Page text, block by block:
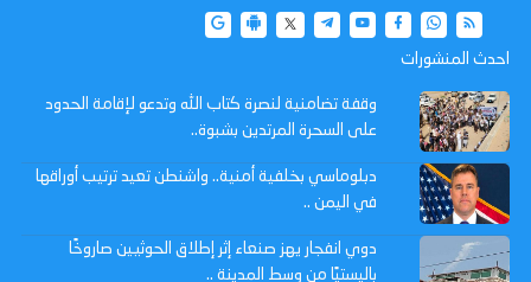
احدث المنشورات
وقفة تضامنية لنصرة كتاب الله وتدعو لإقامة الحدود
على السحرة المرتدين بشبوة..
دبلوماسي بخلفية أمنية.. واشنطن تعيد ترتيب أوراقها
في اليمن ..
دوي انفجار يهز صنعاء إثر إطلاق الحوثيين صاروخًا
باليستيًا من وسط المدينة ..